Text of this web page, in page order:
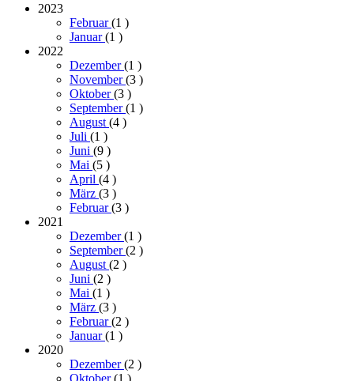
2023
Februar(1 )
Januar(1 )
2022
Dezember(1 )
November(3 )
Oktober(3 )
September(1 )
August (4 )
Juli (1 )
Juni (9 )
Mai (5 )
April (4 )
März (3 )
Februar(3 )
2021
Dezember(1 )
September(2 )
August (2 )
Juni (2 )
Mai (1 )
März (3 )
Februar(2 )
Januar(1 )
2020
Dezember(2 )
Oktober(1 )